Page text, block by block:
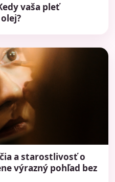
vaša pleť
a starostlivosť o
výrazný pohľad bez